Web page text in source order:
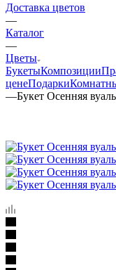
Доставка цветов
—
Каталог
—
Цветы
БукетыКомпозиции
ценеПодарки
—Букет Осенняя вуаль